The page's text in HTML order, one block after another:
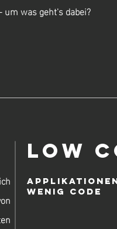
um was geht's dabei?
Low
wenig Code